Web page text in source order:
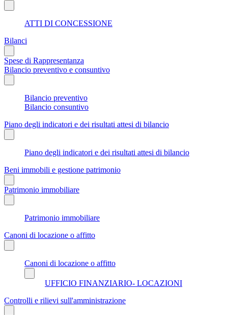
ATTI DI CONCESSIONE
Bilanci
Spese di Rappresentanza
Bilancio preventivo e consuntivo
Bilancio preventivo
Bilancio consuntivo
Piano degli indicatori e dei risultati attesi di bilancio
Piano degli indicatori e dei risultati attesi di bilancio
Beni immobili e gestione patrimonio
Patrimonio immobiliare
Patrimonio immobiliare
Canoni di locazione o affitto
Canoni di locazione o affitto
UFFICIO FINANZIARIO- LOCAZIONI
Controlli e rilievi sull'amministrazione